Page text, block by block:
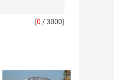
(0 / 3000)